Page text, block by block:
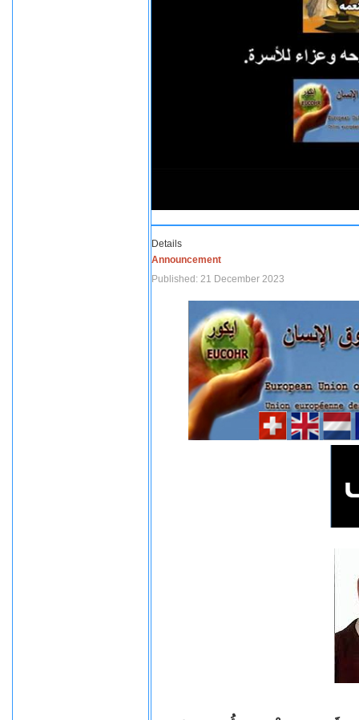
Details
Announcement
Published: 21 December 2023